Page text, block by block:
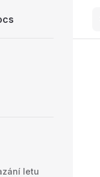
letu